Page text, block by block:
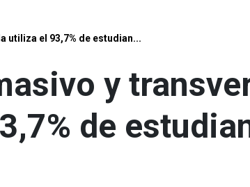
utiliza el 93,7% de estudian...
y
de